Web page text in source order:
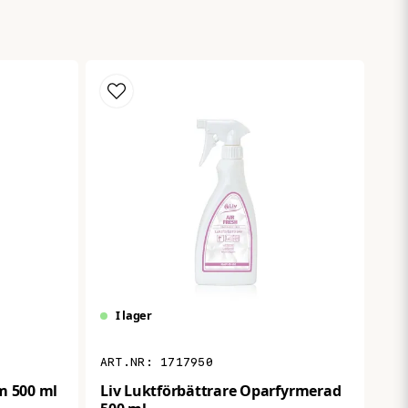
Skicka fråga
500 ml
I lager
1717950
Liv Luktförbättrare Oparfyrmerad